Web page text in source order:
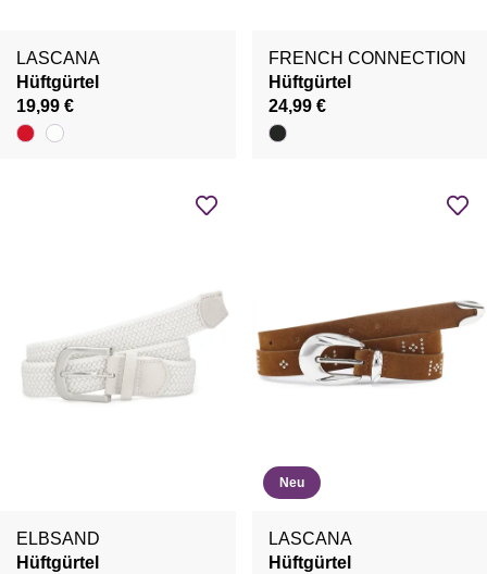
LASCANA
Hüftgürtel
19,99 €
FRENCH CONNECTION
Hüftgürtel
24,99 €
ELBSAND
Hüftgürtel
Neu
LASCANA
Hüftgürtel